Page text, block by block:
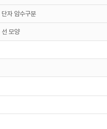
단자 암수구분
선 모양